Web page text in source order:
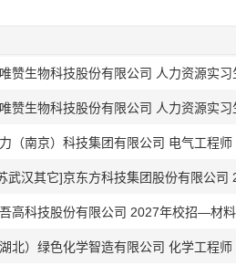
赞生物科技股份有限公司 人力资源实
赞生物科技股份有限公司 人力资源实
（南京）科技集团有限公司 电气工程
武汉其它]京东方科技集团股份有限公司
高科技股份有限公司 2027年校招—材
北）绿色化学智造有限公司 化学工程师